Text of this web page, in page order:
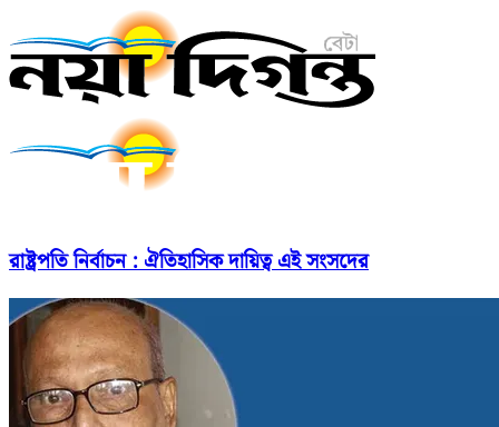
রাষ্ট্রপতি নির্বাচন : ঐতিহাসিক দায়িত্ব এই সংসদের